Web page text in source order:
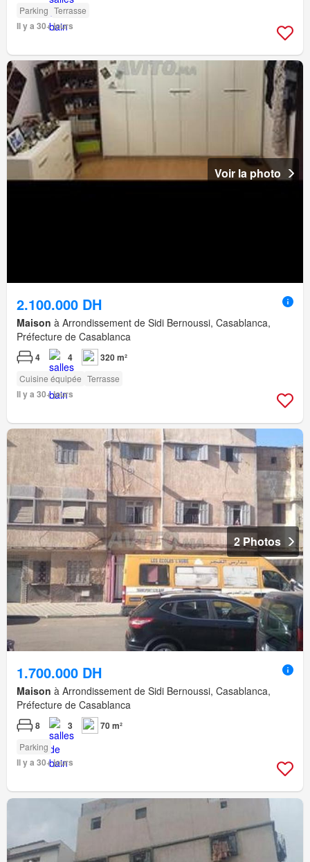
Parking Terrasse
Il y a 30+ jours
Voir la photo
2.100.000 DH
Maison à Arrondissement de Sidi Bernoussi, Casablanca,
Préfecture de Casablanca
4 4 320 m²
Cuisine équipée Terrasse
Il y a 30+ jours
2 Photos
1.700.000 DH
Maison à Arrondissement de Sidi Bernoussi, Casablanca,
Préfecture de Casablanca
8 3 70 m²
Parking
Il y a 30+ jours